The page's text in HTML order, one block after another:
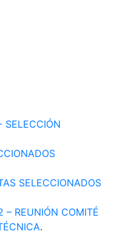
SELECCIÓN
SELECCIONADOS
REUNIÓN COMITÉ
.